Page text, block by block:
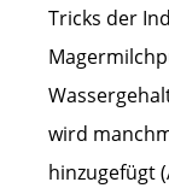
Tricks der
wird
hinzugefügt